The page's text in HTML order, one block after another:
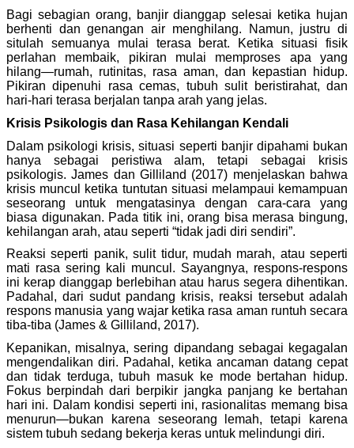
Bagi sebagian orang, banjir dianggap selesai ketika hujan
berhenti dan genangan air menghilang. Namun, justru di
situlah semuanya mulai terasa berat. Ketika situasi fisik
perlahan membaik, pikiran mulai memproses apa yang
hilang—rumah, rutinitas, rasa aman, dan kepastian hidup.
Pikiran dipenuhi rasa cemas, tubuh sulit beristirahat, dan
hari-hari terasa berjalan tanpa arah yang jelas.
Krisis Psikologis dan Rasa Kehilangan Kendali
Dalam psikologi krisis, situasi seperti banjir dipahami bukan
hanya sebagai peristiwa alam, tetapi sebagai krisis
psikologis. James dan Gilliland (2017) menjelaskan bahwa
krisis muncul ketika tuntutan situasi melampaui kemampuan
seseorang untuk mengatasinya dengan cara-cara yang
biasa digunakan. Pada titik ini, orang bisa merasa bingung,
kehilangan arah, atau seperti “tidak jadi diri sendiri”.
Reaksi seperti panik, sulit tidur, mudah marah, atau seperti
mati rasa sering kali muncul. Sayangnya, respons-respons
ini kerap dianggap berlebihan atau harus segera dihentikan.
Padahal, dari sudut pandang krisis, reaksi tersebut adalah
respons manusia yang wajar ketika rasa aman runtuh secara
tiba-tiba (James & Gilliland, 2017).
Kepanikan, misalnya, sering dipandang sebagai kegagalan
mengendalikan diri. Padahal, ketika ancaman datang cepat
dan tidak terduga, tubuh masuk ke mode bertahan hidup.
Fokus berpindah dari berpikir jangka panjang ke bertahan
hari ini. Dalam kondisi seperti ini, rasionalitas memang bisa
menurun—bukan karena seseorang lemah, tetapi karena
sistem tubuh sedang bekerja keras untuk melindungi diri.